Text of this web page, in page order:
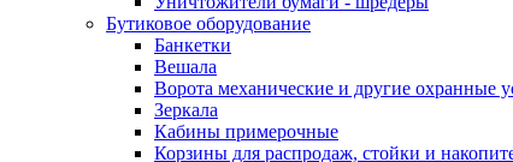
Бутиковое оборудование
Банкетки
Вешала
Ворота механические и другие охранные
Зеркала
Кабины примерочные
Корзины для распродаж, стойки и